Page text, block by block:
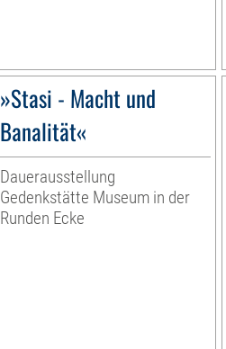
»Stasi - Macht und
Banalität«
Dauerausstellung
Gedenkstätte Museum in der
Runden Ecke